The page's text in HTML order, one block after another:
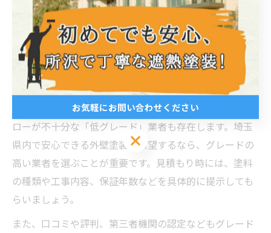
外壁塗装業者にはグレード（等級）による違いがあり、
信頼性や工事の品質にも大きく影響します。一般的に、
長年の実績や有資格者の在籍、保証体制が整っている業
者は「高グレード」とされ、技術力や提案力に優れてい
ます。
一方で、価格の安さだけを強調し、保証やアフターフォ
ローが不十分な「低グレード」業者も存在します。埼玉
県内で安心できる外壁塗装を希望するなら、グレードの
高い業者を選ぶことが重要です。見積もり時には、塗料
の種類や工事内容、保証年数などを具体的に提示しても
らいましょう。
また、口コミや評判、第三者機関の認定などもグレード
お気軽にお問い合わせください
お気軽にお問い合わせください